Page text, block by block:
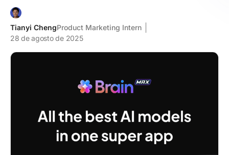
Tianyi ChengProduct Marketing Intern
28 de agosto de 2025